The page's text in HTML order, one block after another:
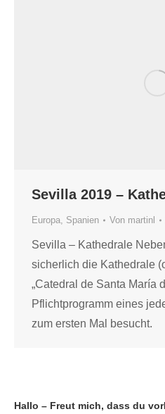
Sevilla 2019 –
Europa, Spanien Von martinl
Sevilla – Kathedrale
sicherlich die Kathedrale
„Catedral de Santa María
Pflichtprogramm eines
zum ersten Mal besucht.
Hallo – Freut mich, dass du